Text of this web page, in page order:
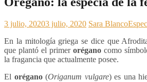
3 julio, 20203 julio, 2020 Sara Blanco
En la mitología griega se dice que
que plantó el primer oréganocomo
la fragancia que actualmente posee.
El orégano(Origanum vulgare) es una